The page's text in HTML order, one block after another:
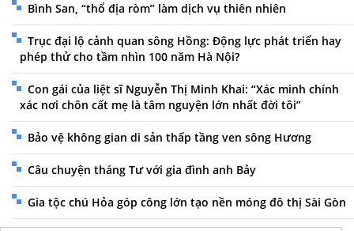
Bình San, “thổ địa ròm” làm dịch vụ thiên nhiên
Trục đại lộ cảnh quan sông Hồng: Động lực phát triển hay
phép thử cho tầm nhìn 100 năm Hà Nội?
Con gái của liệt sĩ Nguyễn Thị Minh Khai: “Xác minh chính
xác nơi chôn cất mẹ là tâm nguyện lớn nhất đời tôi”
Bảo vệ không gian di sản thấp tầng ven sông Hương
Câu chuyện tháng Tư với gia đình anh Bảy
Gia tộc chú Hỏa góp công lớn tạo nền móng đô thị Sài Gòn